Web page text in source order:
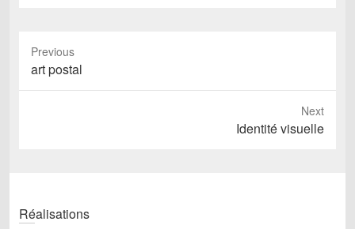
Previous
P
r
p
art postal
Next
o
Identité visuelle
Réalisations